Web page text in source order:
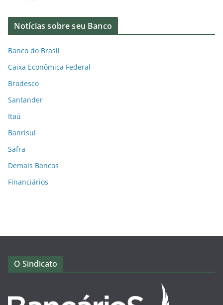
Notícias sobre seu Banco
Banco do Brasil
Caixa Econômica Federal
Bradesco
Santander
Itaú
Banrisul
Safra
Demais Bancos
Financiários
O Sindicato